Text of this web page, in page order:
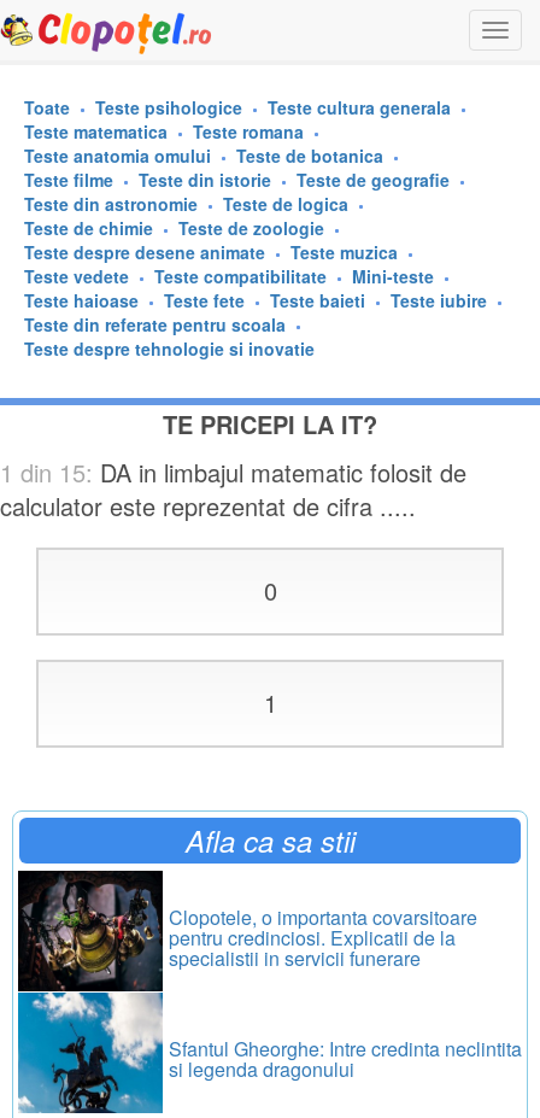
Toate Teste psihologice
Teste cultura generala
Teste matematica
Teste romana
Teste anatomia omului
Teste de botanica
Teste filme
Teste din istorie
Teste de geografie
Teste din astronomie
Teste de logica
Teste de chimie
Teste de zoologie
Teste despre desene animate
Teste muzica
Teste vedete
Teste compatibilitate
Mini-teste
Teste haioase
Teste fete Teste baieti
Teste iubire
Teste din referate pentru scoala
Teste despre tehnologie si inovatie
TE PRICEPI LA IT?
1 din 15: DA in limbajul matematic folosit de
calculator este reprezentat de cifra .....
0
1
Afla ca sa stii
Clopotele, o importanta covarsitoare
pentru credinciosi. Explicatii de la
specialistii in servicii funerare
Sfantul Gheorghe: Intre credinta neclintita
si legenda dragonului